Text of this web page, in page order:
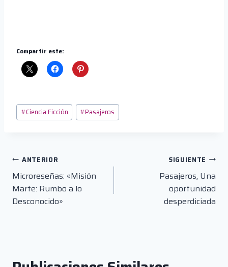
Compartir este:
Etiquetas
de
#Ciencia Ficción #Pasajeros
Navegación
de
entradas
ANTERIOR
Microreseñas: «Misión
Marte: Rumbo a lo
Desconocido»
SIGUIENTE
Pasajeros, Una
oportunidad
desperdiciada